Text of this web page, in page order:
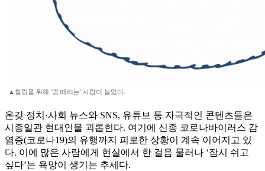
▲힐링을 위해 '멍 때리는' 사람이 늘었다.
온갖 정치·사회 뉴스와 SNS, 유튜브 등 자극적인 콘텐츠들은
시종일관 현대인을 괴롭힌다. 여기에 신종 코로나바이러스 감
염증(코로나19)의 유행까지 피로한 상황이 계속 이어지고 있
다. 이에 많은 사람에게 현실에서 한 걸음 물러나 ‘잠시 쉬고
싶다’는 욕망이 생기는 추세다.